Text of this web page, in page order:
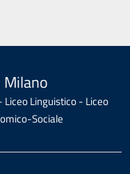
Liceo Linguistico - Liceo
Sociale